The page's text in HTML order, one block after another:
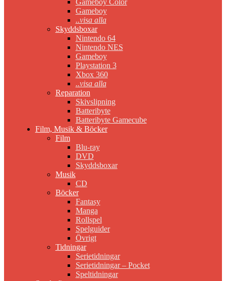
Gameboy Color
Gameboy
..visa alla
Skyddsboxar
Nintendo 64
Nintendo NES
Gameboy
Playstation 3
Xbox 360
..visa alla
Reparation
Skivslipning
Batteribyte
Batteribyte Gamecube
Film, Musik & Böcker
Film
Blu-ray
DVD
Skyddsboxar
Musik
CD
Böcker
Fantasy
Manga
Rollspel
Spelguider
Övrigt
Tidningar
Serietidningar
Serietidningar – Pocket
Speltidningar